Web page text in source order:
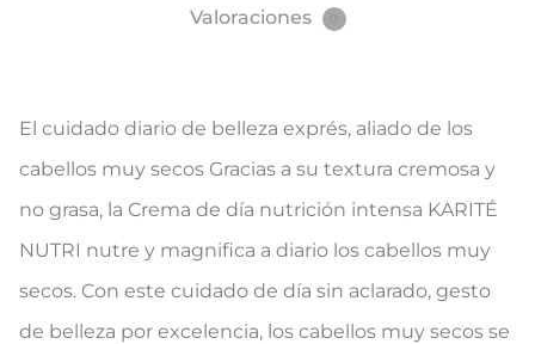
Valoraciones
El cuidado diario de belleza exprés, aliado de los
cabellos muy secos Gracias a su textura cremosa y
no grasa, la Crema de día nutrición intensa KARITÉ
NUTRI nutre y magnifica a diario los cabellos muy
secos. Con este cuidado de día sin aclarado, gesto
de belleza por excelencia, los cabellos muy secos se